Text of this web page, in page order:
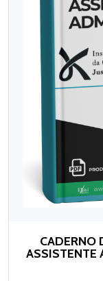
CADERNO
ASSISTENTE